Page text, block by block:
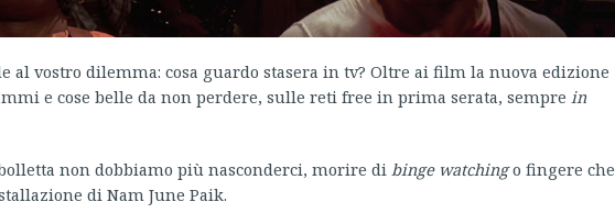
al vostro dilemma: cosa guardo stasera in tv? Oltre ai film la nuova edizione
e cose belle da non perdere, sulle reti free in prima serata, sempre in
non dobbiamo più nasconderci, morire di binge watchingo fingere che
di Nam June Paik.